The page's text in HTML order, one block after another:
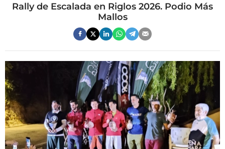
Rally de Escalada en Riglos 2026. Podio Más
Mallos